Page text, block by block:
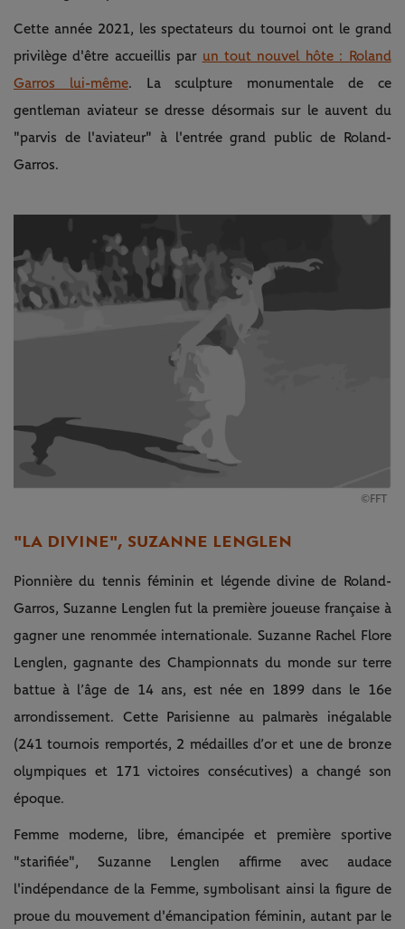
Cette année 2021, les spectateurs du tournoi ont le grand
privilège d'être accueillis par un tout nouvel hôte : Roland
Garros lui-même. La sculpture monumentale de ce
gentleman aviateur se dresse désormais sur le auvent du
"parvis de l'aviateur" à l'entrée grand public de Roland-
Garros.
©FFT
"LA DIVINE", SUZANNE LENGLEN
Pionnière du tennis féminin et légende divine de Roland-
Garros, Suzanne Lenglen fut la première joueuse française à
gagner une renommée internationale. Suzanne Rachel Flore
Lenglen, gagnante des Championnats du monde sur terre
battue à l’âge de 14 ans, est née en 1899 dans le 16e
arrondissement. Cette Parisienne au palmarès inégalable
(241 tournois remportés, 2 médailles d’or et une de bronze
olympiques et 171 victoires consécutives) a changé son
époque.
Femme moderne, libre, émancipée et première sportive
"starifiée", Suzanne Lenglen affirme avec audace
l'indépendance de la Femme, symbolisant ainsi la figure de
proue du mouvement d'émancipation féminin, autant par le